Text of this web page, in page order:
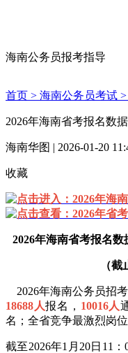
海南公务员报考指导
首页 > 海南公务员考试 >
2026年海南省考报名数
海南华图 | 2026-01-20
收藏
点击进入：2026年海
点击查看：2026年省
2026年海南省考报名数
（截
2026年海南公务员招考
18688人报名， 10016人
名；全省竞争最激烈岗
截至2026年1月20日11